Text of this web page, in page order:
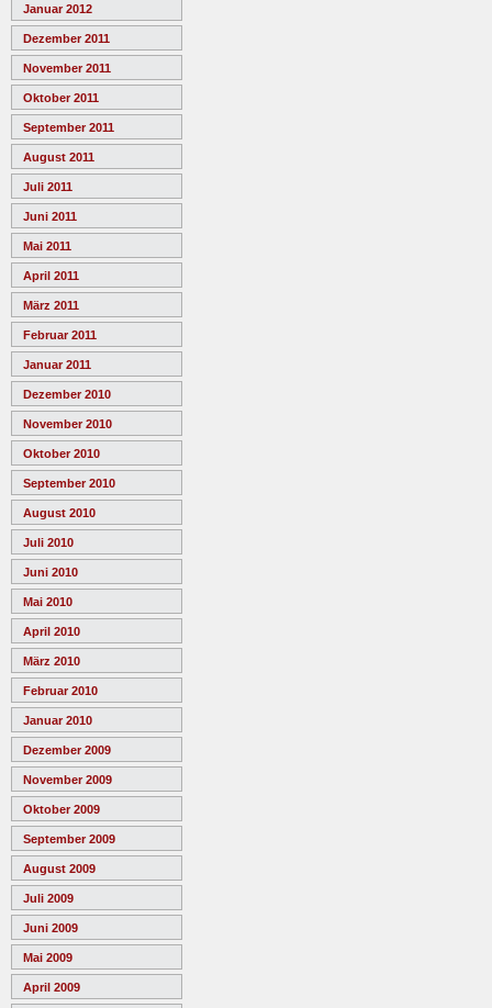
Januar 2012
Dezember 2011
November 2011
Oktober 2011
September 2011
August 2011
Juli 2011
Juni 2011
Mai 2011
April 2011
März 2011
Februar 2011
Januar 2011
Dezember 2010
November 2010
Oktober 2010
September 2010
August 2010
Juli 2010
Juni 2010
Mai 2010
April 2010
März 2010
Februar 2010
Januar 2010
Dezember 2009
November 2009
Oktober 2009
September 2009
August 2009
Juli 2009
Juni 2009
Mai 2009
April 2009